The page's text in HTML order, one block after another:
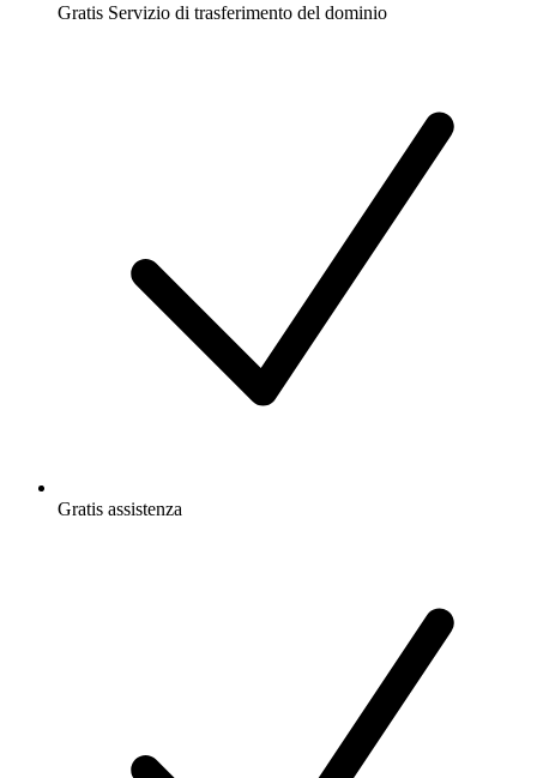
Gratis Servizio di trasferimento del dominio
Gratis assistenza